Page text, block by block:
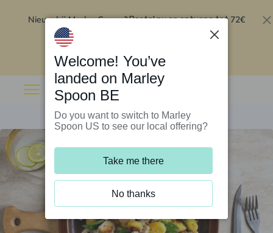
Nieuw bij Marley Spoon?Bestel nu en ontvang tot 72€
Welcome! You’ve
landed on Marley
Spoon BE
Do you want to switch to Marley
Spoon US to see our local offering?
Take me there
No thanks